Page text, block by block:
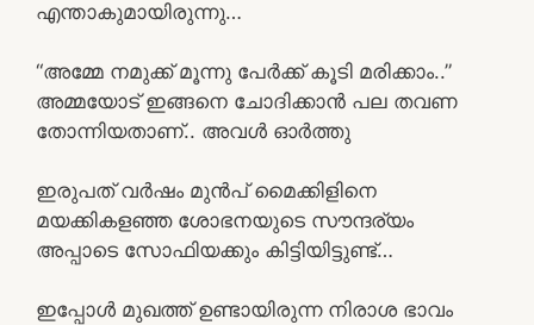
എന്താകുമായിരുന്നു…
“അമ്മേ നമുക്ക് മൂന്നു പേർക്ക് കൂടി മരിക്കാം..”
അമ്മയോട് ഇങ്ങനെ ചോദിക്കാൻ പല തവണ
തോന്നിയതാണ്.. അവൾ ഓർത്തു
ഇരുപത് വർഷം മുൻപ് മൈക്കിളിനെ
മയക്കികളഞ്ഞ ശോഭനയുടെ സൗന്ദര്യം
അപ്പാടെ സോഫിയക്കും കിട്ടിയിട്ടുണ്ട്…
ഇപ്പോൾ മുഖത്ത് ഉണ്ടായിരുന്ന നിരാശ ഭാവം